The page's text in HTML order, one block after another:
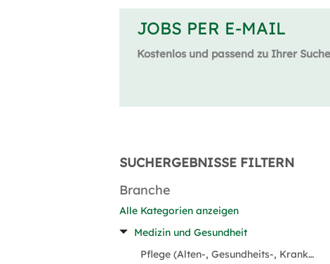
JOBS PER E-MAIL
Kostenlos und passend zu Ihrer Suche
SUCHERGEBNISSE FILTERN
Branche
Alle Kategorien anzeigen
Medizin und Gesundheit
Pflege (Alten-, Gesundheits-, Krankenpfleger) (29)